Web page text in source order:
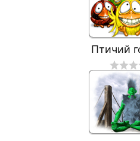
Птичий